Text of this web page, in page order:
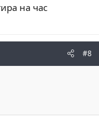
на час
#8